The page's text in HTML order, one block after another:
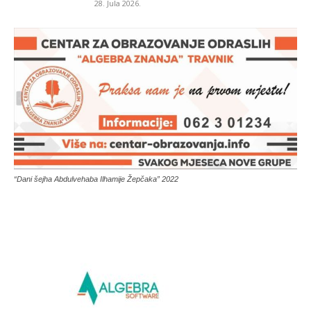
28. Jula 2026.
“Dani šejha Abdulvehaba Ilhamije Žepčaka” 2022